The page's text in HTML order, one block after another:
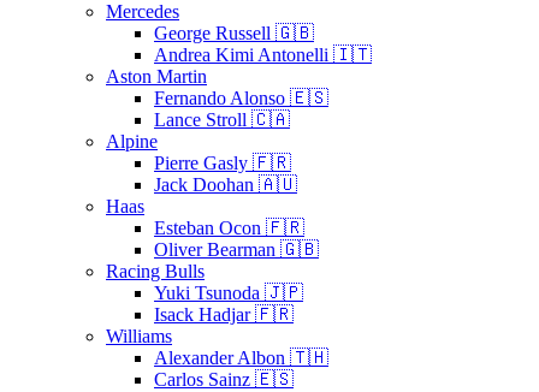
Mercedes
George Russell 🇬🇧
Andrea Kimi Antonelli 🇮🇹
Aston Martin
Fernando Alonso 🇪🇸
Lance Stroll 🇨🇦
Alpine
Pierre Gasly 🇫🇷
Jack Doohan 🇦🇺
Haas
Esteban Ocon 🇫🇷
Oliver Bearman 🇬🇧
Racing Bulls
Yuki Tsunoda 🇯🇵
Isack Hadjar 🇫🇷
Williams
Alexander Albon 🇹🇭
Carlos Sainz 🇪🇸